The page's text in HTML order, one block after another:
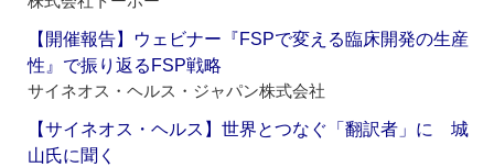
【開催報告】ウェビナー『FSPで変える臨床開発の生産
性』で振り返るFSP戦略
サイネオス・ヘルス・ジャパン株式会社
【サイネオス・ヘルス】世界とつなぐ「翻訳者」に 城
山氏に聞く